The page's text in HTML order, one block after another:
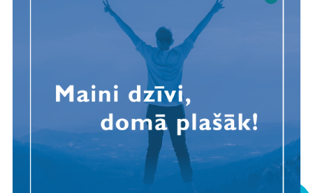
Ziedo
Veikals
Kontakti